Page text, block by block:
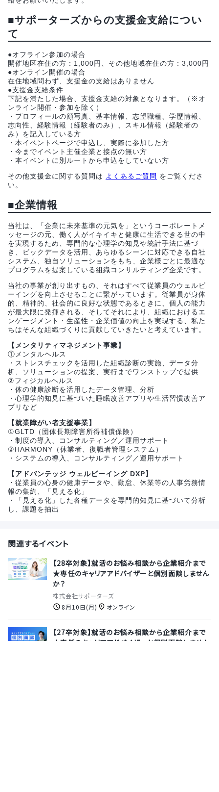
■サポーターズからの支援金支給につい
て
●オフライン参加の場合
開催地区在住の方：1,000円、その他地域在住の方：3,000円
●オンライン開催の場合
在住地域問わず、支援金の支給はありません
●支援金支給条件
下記を満たした場合、支援金支給の対象となります。（※オ
ンライン開催・参加を除く）
・プロフィールの顔写真、基本情報、志望職種、学歴情報、
志向性、経験情報（経験者のみ）、スキル情報（経験者の
み）を記入している方
・本イベントページで申込し、実際に参加した方
・今までイベント主催企業と接点の無い方
・本イベントに別ルートから申込をしていない方
その他支援金に関する質問は よくあるご質問 をご覧くださ
い。
■企業情報
当社は、「企業に未来基準の元気を」というコーポレートメ
ッセージの元、働く人がイキイキと健康に生活できる世の中
を実現するため、専門的な心理学の知見や統計手法に基づ
き、ビックデータを活用、あらゆるシーンに対応できる自社
システム、独自ソリューションをもち、企業様ごとに最適な
プログラムを提案している組織コンサルティング企業です。
当社の事業が創り出すもの、それはすべて従業員のウェルビ
ーイングを向上させることに繋がっています。従業員が身体
的、精神的、社会的に良好な状態であるときに、個人の能力
が最大限に発揮される、そしてそれにより、組織におけるエ
ンゲージメント・生産性・企業価値の向上を実現する、私た
ちはそんな組織づくりに貢献していきたいと考えています。
【メンタリティマネジメント事業】
①メンタルヘルス
・ストレスチェックを活用した組織診断の実施、データ分
析、ソリューションの提案、実行までワンストップで提供
②フィジカルヘルス
・体の健康診断を活用したデータ管理、分析
・心理学的知見に基づいた睡眠改善アプリや生活習慣改善ア
プリなど
【就業障がい者支援事業】
①GLTD（団体長期障害所得補償保険）
・制度の導入、コンサルティング／運用サポート
②HARMONY（休業者、復職者管理システム）
・システムの導入、コンサルティング／運用サポート
【アドバンテッジ ウェルビーイング DXP】
・従業員の心身の健康データや、勤怠、休業等の人事労務情
報の集約、「見える化」
・「見える化」した各種データを専門的知見に基づいて分析
し、課題を抽出
関連するイベント
【28卒対象】就活のお悩み相談から企業紹介まで
★専任のキャリアアドバイザーと個別面談しません
か？
株式会社サポーターズ
8月10日(月)
オンライン
【27卒対象】就活のお悩み相談から企業紹介まで
★専任のキャリアアドバイザーと個別面談しません